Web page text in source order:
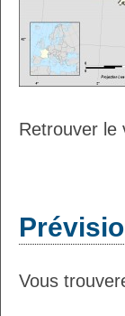
Retrouver le
Vous